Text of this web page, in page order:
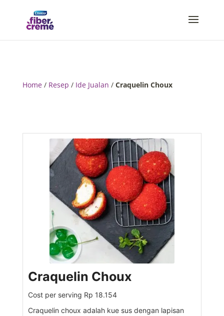
Home/ Resep / Ide Jualan / Craquelin Choux
Craquelin Choux
Cost per serving Rp 18.154
Craquelin choux adalah kue sus dengan lapisan